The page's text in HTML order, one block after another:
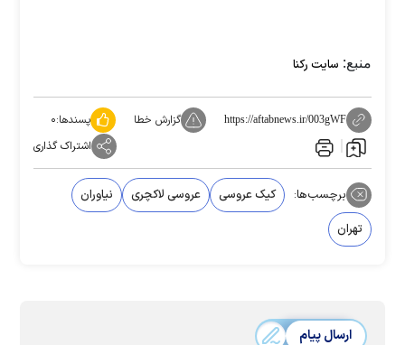
منبع: سایت رکنا
https://aftabnews.ir/003gWF گزارش خطا پسندها:۰
اشتراک گذاری
برچسب‌ها: کیک عروسی عروسی لاکچری
نیاوران
تهران
ارسال پیام